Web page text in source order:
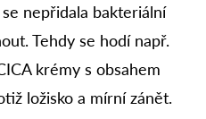
nepřidala bakteriální
Tehdy se hodí např.
krémy s obsahem
ložisko a mírní zánět.